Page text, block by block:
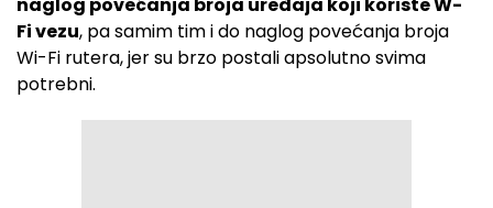
Fi vezu, pa samim tim i do naglog povećanja broja
Wi-Fi rutera, jer su brzo postali apsolutno svima
potrebni.